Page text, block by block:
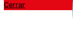
Cerrar